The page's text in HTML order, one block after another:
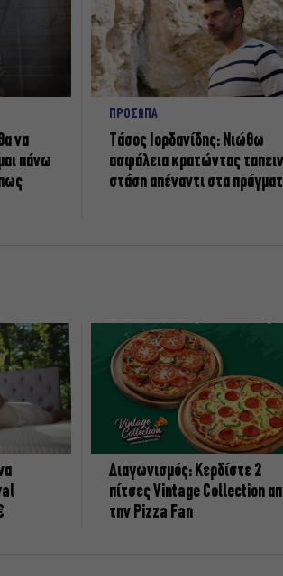
να
πάνω
ΠΡΟΣΩΠΑ
Tάσος Ιορδανίδης: Νιώθω
ασφάλεια κρατώντας
στάση απέναντι στα
Διαγωνισμός: Κερδίστε 2
πίτσες Vintage Collection
την Pizza Fan